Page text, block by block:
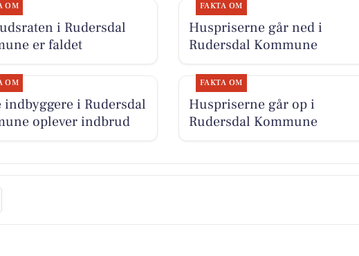
OM
i Rudersdal
er faldet
FAKTA OM
Huspriserne går ned i
Rudersdal Kommune
OM
i Rudersdal
oplever indbrud
FAKTA OM
Huspriserne går op i
Rudersdal Kommune